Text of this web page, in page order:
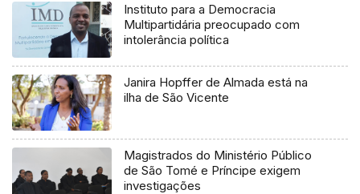
Instituto para a Democracia
Multipartidária preocupado com
intolerância política
Janira Hopffer de Almada está na
ilha de São Vicente
Magistrados do Ministério Público
de São Tomé e Príncipe exigem
investigações